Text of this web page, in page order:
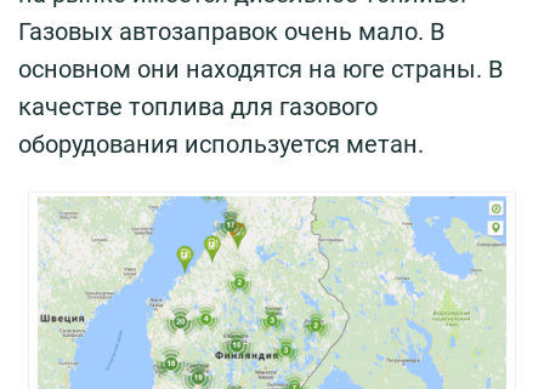
Газовых автозаправок очень мало. В
основном они находятся на юге страны. В
качестве топлива для газового
оборудования используется метан.